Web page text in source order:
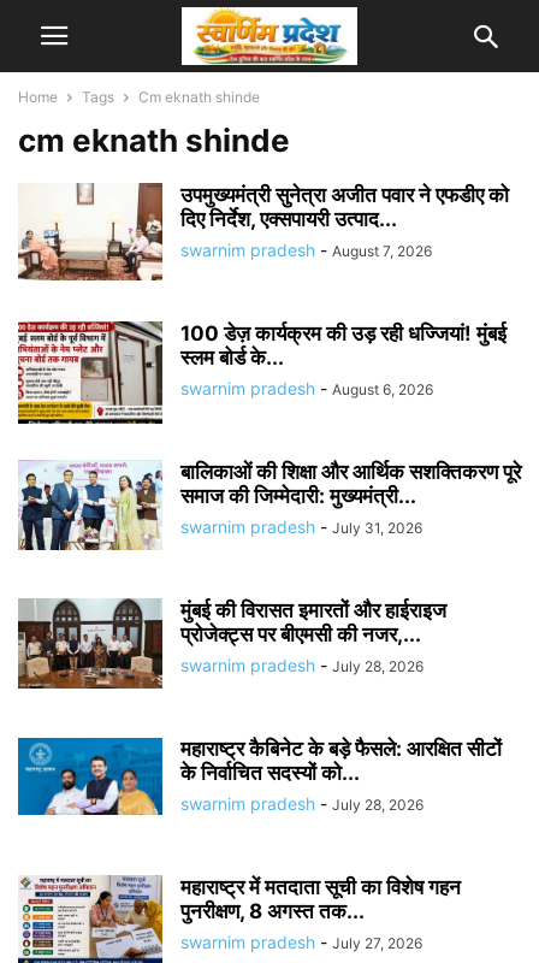
Home Tags Cm eknath shinde
cm eknath shinde
उपमुख्यमंत्री सुनेत्रा अजीत पवार ने एफडीए को
दिए निर्देश, एक्सपायरी उत्पाद...
swarnim pradesh - August 7, 2026
100 डेज़ कार्यक्रम की उड़ रही धज्जियां! मुंबई
स्लम बोर्ड के...
swarnim pradesh - August 6, 2026
बालिकाओं की शिक्षा और आर्थिक सशक्तिकरण पूरे
समाज की जिम्मेदारी: मुख्यमंत्री...
swarnim pradesh - July 31, 2026
मुंबई की विरासत इमारतों और हाईराइज
प्रोजेक्ट्स पर बीएमसी की नजर,...
swarnim pradesh - July 28, 2026
महाराष्ट्र कैबिनेट के बड़े फैसले: आरक्षित सीटों
के निर्वाचित सदस्यों को...
swarnim pradesh - July 28, 2026
महाराष्ट्र में मतदाता सूची का विशेष गहन
पुनरीक्षण, 8 अगस्त तक...
swarnim pradesh - July 27, 2026